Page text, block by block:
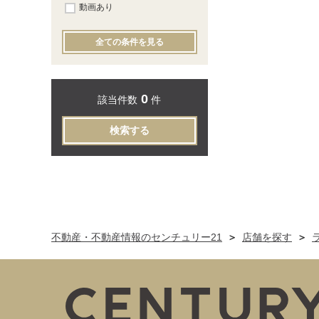
動画あり
全ての条件を見る
該当件数 0 件
検索する
不動産・不動産情報のセンチュリー21 店舗を探す